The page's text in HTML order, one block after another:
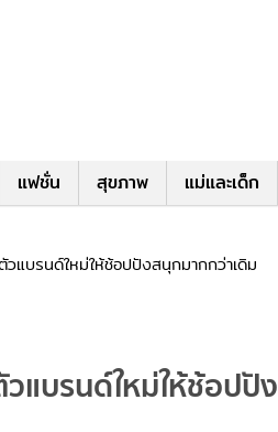
แฟชั่น สุขภาพ แม่และเด็ก
บรนด์ใหม่ให้ช้อปปังสนุกมากกว่าเดิม
แบรนด์ใหม่ให้ช้อปปัง